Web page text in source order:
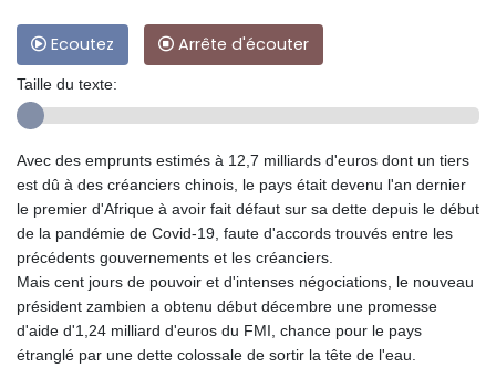
Ecoutez Arrête d'écouter
Taille du texte:
Avec des emprunts estimés à 12,7 milliards d'euros dont un tiers
est dû à des créanciers chinois, le pays était devenu l'an dernier
le premier d'Afrique à avoir fait défaut sur sa dette depuis le début
de la pandémie de Covid-19, faute d'accords trouvés entre les
précédents gouvernements et les créanciers.
Mais cent jours de pouvoir et d'intenses négociations, le nouveau
président zambien a obtenu début décembre une promesse
d'aide d'1,24 milliard d'euros du FMI, chance pour le pays
étranglé par une dette colossale de sortir la tête de l'eau.